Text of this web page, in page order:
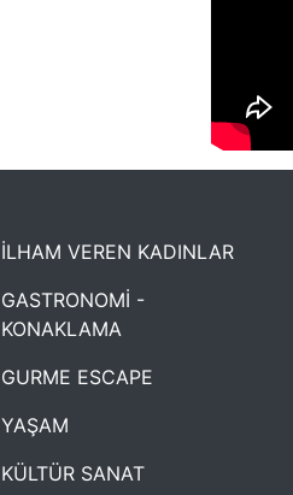
İLHAM VEREN KADINLAR
GASTRONOMİ -
KONAKLAMA
GURME ESCAPE
YAŞAM
KÜLTÜR SANAT